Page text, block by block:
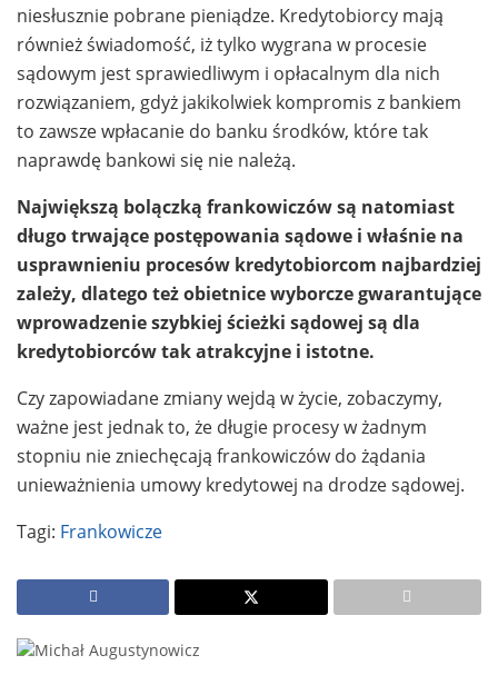
niesłusznie pobrane pieniądze. Kredytobiorcy mają
również świadomość, iż tylko wygrana w procesie
sądowym jest sprawiedliwym i opłacalnym dla nich
rozwiązaniem, gdyż jakikolwiek kompromis z bankiem
to zawsze wpłacanie do banku środków, które tak
naprawdę bankowi się nie należą.
Największą bolączką frankowiczów są natomiast
długo trwające postępowania sądowe i właśnie na
usprawnieniu procesów kredytobiorcom najbardziej
zależy, dlatego też obietnice wyborcze gwarantujące
wprowadzenie szybkiej ścieżki sądowej są dla
kredytobiorców tak atrakcyjne i istotne.
Czy zapowiadane zmiany wejdą w życie, zobaczymy,
ważne jest jednak to, że długie procesy w żadnym
stopniu nie zniechęcają frankowiczów do żądania
unieważnienia umowy kredytowej na drodze sądowej.
Tagi: Frankowicze